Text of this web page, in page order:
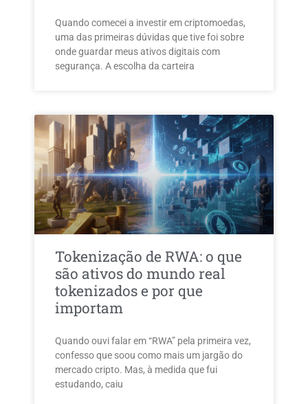
Quando comecei a investir em criptomoedas,
uma das primeiras dúvidas que tive foi sobre
onde guardar meus ativos digitais com
segurança. A escolha da carteira
Tokenização de RWA: o que
são ativos do mundo real
tokenizados e por que
importam
Quando ouvi falar em “RWA” pela primeira vez,
confesso que soou como mais um jargão do
mercado cripto. Mas, à medida que fui
estudando, caiu